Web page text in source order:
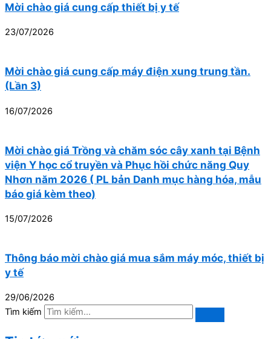
Mời chào giá cung cấp thiết bị y tế
23/07/2026
Mời chào giá cung cấp máy điện xung trung tần.
(Lần 3)
16/07/2026
Mời chào giá Trồng và chăm sóc cây xanh tại Bệnh
viện Y học cổ truyền và Phục hồi chức năng Quy
Nhơn năm 2026 ( PL bản Danh mục hàng hóa, mẫu
báo giá kèm theo)
15/07/2026
Thông báo mời chào giá mua sắm máy móc, thiết bị
y tế
29/06/2026
Tìm kiếm